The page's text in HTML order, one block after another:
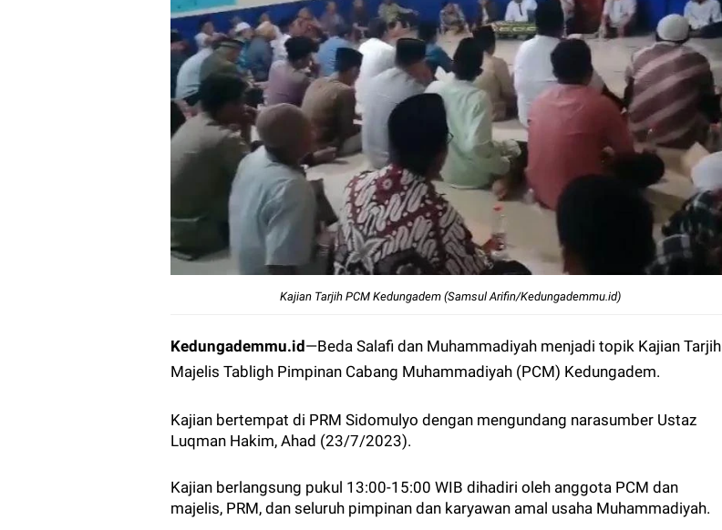
Kajian Tarjih PCM Kedungadem (Samsul Arifin/Kedungademmu.id)
Kedungademmu.id—Beda Salafi dan Muhammadiyah menjadi topik Kajian Tarjih
Majelis Tabligh Pimpinan Cabang Muhammadiyah (PCM) Kedungadem.
Kajian bertempat di PRM Sidomulyo dengan mengundang narasumber Ustaz
Luqman Hakim, Ahad (23/7/2023).
Kajian berlangsung pukul 13:00-15:00 WIB dihadiri oleh anggota PCM dan
majelis, PRM, dan seluruh pimpinan dan karyawan amal usaha Muhammadiyah.